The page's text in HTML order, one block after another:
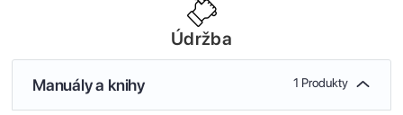
Údržba
Manuály a knihy 1 Produkty